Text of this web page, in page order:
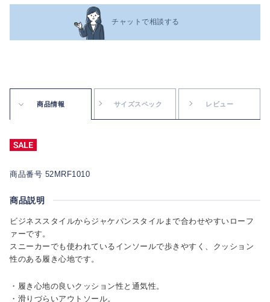
チャットで相談する
商品情報 サイズスペック レビュー
商品番号 52MRF1010
商品説明
ビジネススタイルからジャケパンスタイルまで合わせやすいローフ
ァーです。
スニーカーでも使われているインソールで歩きやすく、クッション
性のある履き心地です。
・履き心地の良いクッション性と通気性。
・滑りづらいアウトソール。